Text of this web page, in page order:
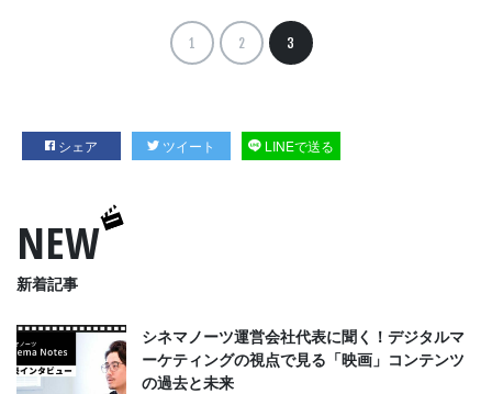
1 2 3
シェア ツイート LINEで送る
NEW
新着記事
シネマノーツ運営会社代表に聞く！デジタルマ
ーケティングの視点で見る「映画」コンテンツ
の過去と未来